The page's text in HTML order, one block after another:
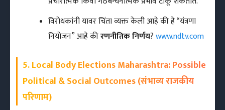
विरोधकांनी यावर चिंता व्यक्त केली आहे की हे “यंत्रणा
नियोजन” आहे कीरणनीतिक निर्णय?www.ndtv.com
5. Local Body Elections Maharashtra: Possible
Political & Social Outcomes (संभाव्य राजकीय
परिणाम)